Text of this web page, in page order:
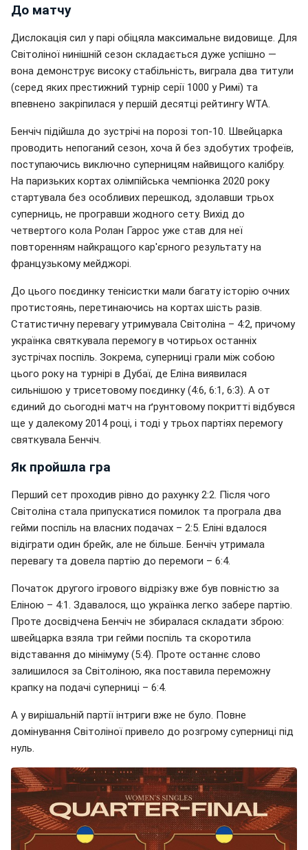
До матчу
Дислокація сил у парі обіцяла максимальне видовище. Для
Світоліної нинішній сезон складається дуже успішно —
вона демонструє високу стабільність, виграла два титули
(серед яких престижний турнір серії 1000 у Римі) та
впевнено закріпилася у першій десятці рейтингу WTA.
Бенчіч підійшла до зустрічі на порозі топ-10. Швейцарка
проводить непоганий сезон, хоча й без здобутих трофеїв,
поступаючись виключно суперницям найвищого калібру.
На паризьких кортах олімпійська чемпіонка 2020 року
стартувала без особливих перешкод, здолавши трьох
суперниць, не програвши жодного сету. Вихід до
четвертого кола Ролан Гаррос уже став для неї
повторенням найкращого кар'єрного результату на
французькому мейджорі.
До цього поєдинку тенісистки мали багату історію очних
протистоянь, перетинаючись на кортах шість разів.
Статистичну перевагу утримувала Світоліна – 4:2, причому
українка святкувала перемогу в чотирьох останніх
зустрічах поспіль. Зокрема, суперниці грали між собою
цього року на турнірі в Дубаї, де Еліна виявилася
сильнішою у трисетовому поєдинку (4:6, 6:1, 6:3). А от
єдиний до сьогодні матч на ґрунтовому покритті відбувся
ще у далекому 2014 році, і тоді у трьох партіях перемогу
святкувала Бенчіч.
Як пройшла гра
Перший сет проходив рівно до рахунку 2:2. Після чого
Світоліна стала припускатися помилок та програла два
гейми поспіль на власних подачах – 2:5. Еліні вдалося
відіграти один брейк, але не більше. Бенчіч утримала
перевагу та довела партію до перемоги – 6:4.
Початок другого ігрового відрізку вже був повністю за
Еліною – 4:1. Здавалося, що українка легко забере партію.
Проте досвідчена Бенчіч не збиралася складати зброю:
швейцарка взяла три гейми поспіль та скоротила
відставання до мінімуму (5:4). Проте останнє слово
залишилося за Світоліною, яка поставила переможну
крапку на подачі суперниці – 6:4.
А у вирішальній партії інтриги вже не було. Повне
домінування Світоліної привело до розгрому суперниці під
нуль.